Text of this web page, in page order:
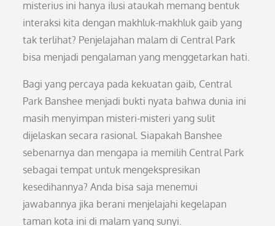
misterius ini hanya ilusi ataukah memang bentuk
interaksi kita dengan makhluk-makhluk gaib yang
tak terlihat? Penjelajahan malam di Central Park
bisa menjadi pengalaman yang menggetarkan hati.
Bagi yang percaya pada kekuatan gaib, Central
Park Banshee menjadi bukti nyata bahwa dunia ini
masih menyimpan misteri-misteri yang sulit
dijelaskan secara rasional. Siapakah Banshee
sebenarnya dan mengapa ia memilih Central Park
sebagai tempat untuk mengekspresikan
kesedihannya? Anda bisa saja menemui
jawabannya jika berani menjelajahi kegelapan
taman kota ini di malam yang sunyi.